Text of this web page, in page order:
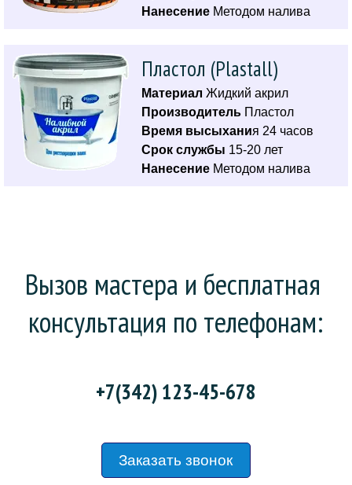
Нанесение Методом налива
Пластол (Plastall)
Материал Жидкий акрил
Производитель Пластол
Время высыхания 24 часов
Срок службы 15-20 лет
Нанесение Методом налива
Вызов мастера и бесплатная
консультация по телефонам:
+7(342) 123-45-678
Заказать звонок